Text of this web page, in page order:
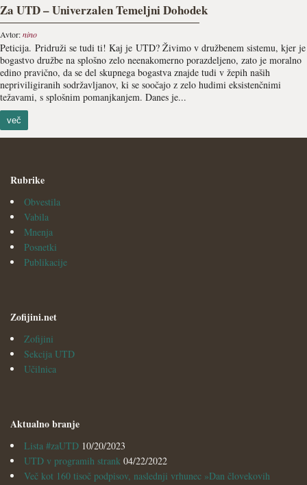
Za UTD – Univerzalen Temeljni Dohodek
Avtor:nino
Peticija. Pridruži se tudi ti! Kaj je UTD? Živimo v družbenem sistemu, kjer je
bogastvo družbe na splošno zelo neenakomerno porazdeljeno, zato je moralno
edino pravično, da se del skupnega bogastva znajde tudi v žepih naših
nepriviligiranih sodržavljanov, ki se soočajo z zelo hudimi eksistenčnimi
težavami, s splošnim pomanjkanjem. Danes je...
več
Rubrike
Obvestila
Vabila
Mnenja
Posnetki
Publikacije
Zofijini.net
Zofijini
Sekcija UTD
Učilnica
Aktualno branje
Lista #zaUTD 10/20/2023
UTD v programih strank 04/22/2022
Več kot 160 tisoč podpisov, naslednji vrhunec »Dan človekovih